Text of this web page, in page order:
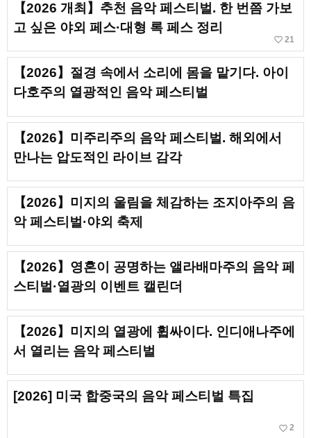
【2026 개최】추천 음악 페스티벌. 한 번쯤 가보
고 싶은 야외 페스·대형 록 페스 정리
favorite_border 21
【2026】절경 속에서 소리에 몸을 맡기다. 아이
다호주의 열광적인 음악 페스티벌
【2026】미주리주의 음악 페스티벌. 해외에서
만나는 압도적인 라이브 감각
【2026】미지의 울림을 체감하는 조지아주의 음
악 페스티벌·야외 축제
【2026】영혼이 공명하는 앨라배마주의 음악 페
스티벌·열광의 이벤트 캘린더
【2026】미지의 열광에 휩싸이다. 인디애나주에
서 열리는 음악 페스티벌
[2026] 미국 합중국의 음악 페스티벌 특집
favorite_border 2